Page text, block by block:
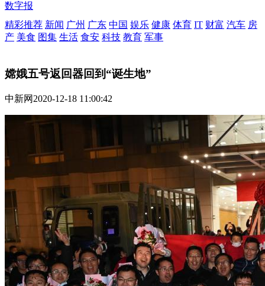
数字报
精彩推荐 新闻 广州 广东 中国 娱乐 健康 体育 IT 财富 汽车 房
产 美食 图集 生活 食安 科技 教育 军事
嫦娥五号返回器回到“诞生地”
中新网 2020-12-18 11:00:42